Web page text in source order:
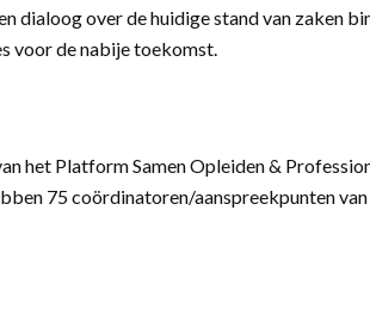
dialoog over de huidige stand van zaken
voor de nabije toekomst.
het Platform Samen Opleiden &
75 coördinatoren/aanspreekpunten van